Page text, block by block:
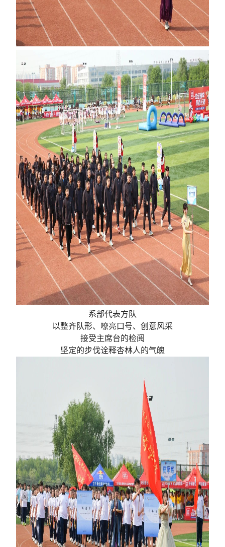
系部代表方队
以整齐队形、嘹亮口号、创意风采
接受主席台的检阅
坚定的步伐诠释杏林人的气魄